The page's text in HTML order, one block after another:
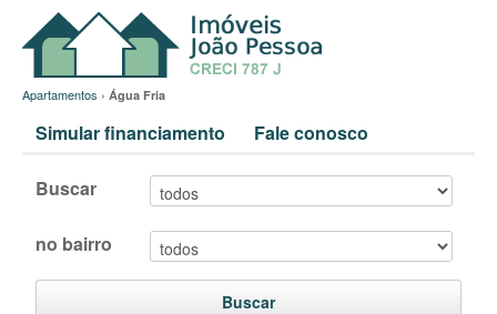
Apartamentos › Água Fria
Simular financiamento Fale conosco
Buscar
no bairro
Buscar